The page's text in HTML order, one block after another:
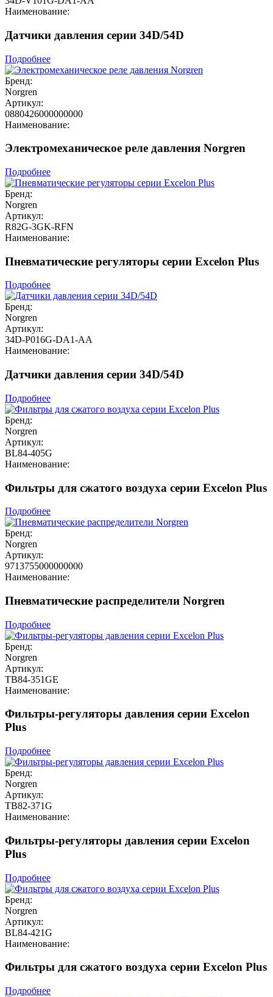
Наименование:
Датчики давления серии 34D/54D
Подробнее
Бренд:
Norgren
Артикул:
0880426000000000
Наименование:
Электромеханическое реле давления Norgren
Подробнее
Бренд:
Norgren
Артикул:
R82G-3GK-RFN
Наименование:
Пневматические регуляторы серии Excelon Plus
Подробнее
Бренд:
Norgren
Артикул:
34D-P016G-DA1-AA
Наименование:
Датчики давления серии 34D/54D
Подробнее
Бренд:
Norgren
Артикул:
BL84-405G
Наименование:
Фильтры для сжатого воздуха серии Excelon Plus
Подробнее
Бренд:
Norgren
Артикул:
9713755000000000
Наименование:
Пневматические распределители Norgren
Подробнее
Бренд:
Norgren
Артикул:
TB84-351GE
Наименование:
Фильтры-регуляторы давления серии Excelon
Plus
Подробнее
Бренд:
Norgren
Артикул:
TB82-371G
Наименование:
Фильтры-регуляторы давления серии Excelon
Plus
Подробнее
Бренд:
Norgren
Артикул:
BL84-421G
Наименование:
Фильтры для сжатого воздуха серии Excelon Plus
Подробнее